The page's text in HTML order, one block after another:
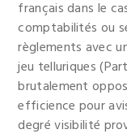
français dans le
comptabilités ou
règlements avec
jeu telluriques
brutalement
efficience pour
degré visibilité